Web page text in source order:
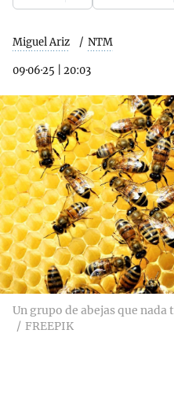
Miguel Ariz NTM
09·06·25 20:03
Un grupo de abejas que nada
FREEPIK